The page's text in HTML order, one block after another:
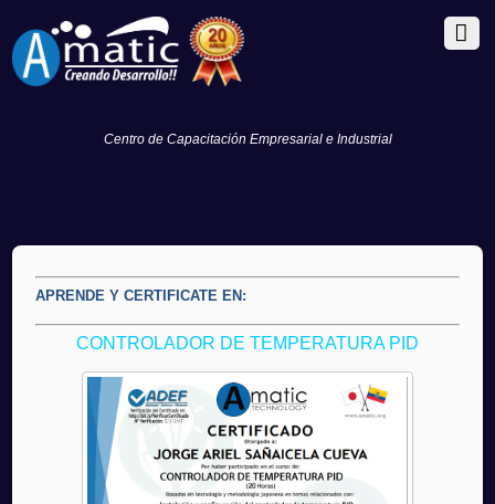
Centro de Capacitación Empresarial e Industrial
APRENDE Y CERTIFICATE EN:
CONTROLADOR DE TEMPERATURA PID